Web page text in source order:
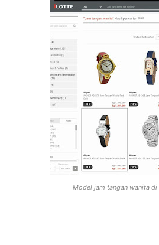
Model jam tangan wanita